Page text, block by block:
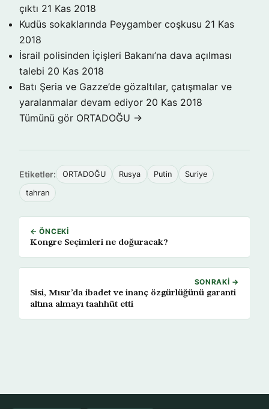
çıktı 21 Kas 2018
Kudüs sokaklarında Peygamber coşkusu 21 Kas
2018
İsrail polisinden İçişleri Bakanı’na dava açılması
talebi 20 Kas 2018
Batı Şeria ve Gazze’de gözaltılar, çatışmalar ve
yaralanmalar devam ediyor 20 Kas 2018
Tümünü gör ORTADOĞU →
Etiketler: ORTADOĞU Rusya Putin Suriye
tahran
← ÖNCEKI
Kongre Seçimleri ne doğuracak?
SONRAKI →
Sisi, Mısır’da ibadet ve inanç özgürlüğünü garanti
altına almayı taahhüt etti